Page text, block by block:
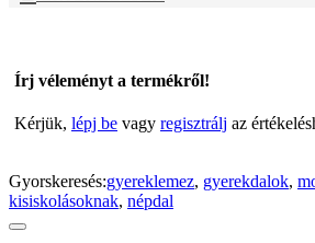
Írj véleményt a termékről!
Kérjük, lépj be vagy regisztrálj az
Gyorskeresés:gyereklemez, gyerekdalok,
kisiskolásoknak, népdal